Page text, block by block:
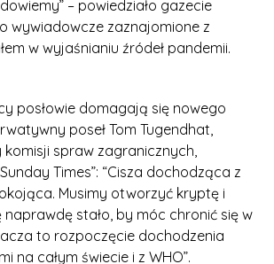
– powiedziało gazecie
wywiadowcze zaznajomione z
w wyjaśnianiu źródeł pandemii.
posłowie domagają się nowego
poseł Tom Tugendhat,
spraw zagranicznych,
Times”: “Cisza dochodząca z
Musimy otworzyć kryptę i
stało, by móc chronić się w
to rozpoczęcie dochodzenia
na całym świecie i z WHO”.